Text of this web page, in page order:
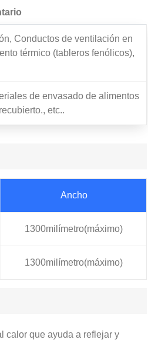
Conductos de ventilación en
térmico (tableros fenólicos),
de envasado de alimentos
etc..
Ancho
1300milímetro(máximo)
1300milímetro(máximo)
calor que ayuda a reflejar y